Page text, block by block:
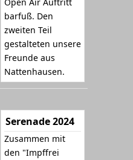
barfuß. Den
zweiten Teil
gestalteten unsere
Freunde aus
Nattenhausen.
Serenade 2024
Zusammen mit
den "Impffrei